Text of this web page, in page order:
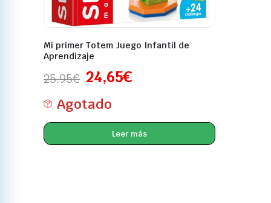
Mi primer Totem Juego Infantil de
Aprendizaje
25,95€ 24,65€
Agotado
Leer más